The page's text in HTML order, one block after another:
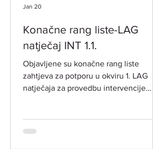
Konačne rang liste-LAG
natječaj INT 1.1.
Objavljene su konačne rang liste
zahtjeva za potporu u okviru 1. LAG
natječaja za provedbu intervencije
"Južna Istra" 2023.-2027. objavljenog
Jan 20